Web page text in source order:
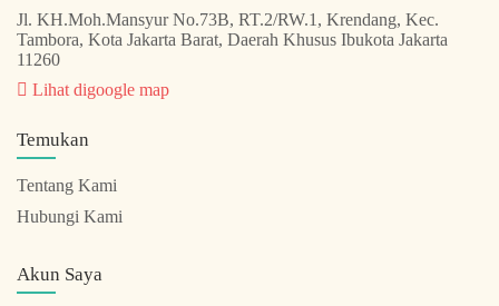
Jl. KH.Moh.Mansyur No.73B, RT.2/RW.1, Krendang, Kec.
Tambora, Kota Jakarta Barat, Daerah Khusus Ibukota Jakarta
11260
Lihat digoogle map
Temukan
Tentang Kami
Hubungi Kami
Akun Saya